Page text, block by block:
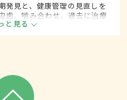
発見と、健康管理の見直しを
歯、噛み合わせ、過去に治療
ざまな検査項目から歯の健康
と見る